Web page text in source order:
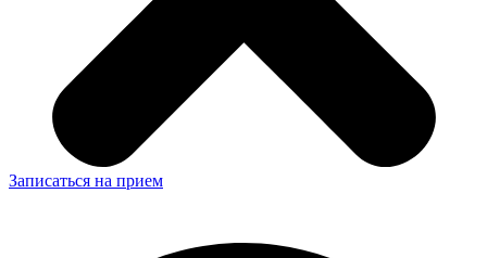
Записаться на прием